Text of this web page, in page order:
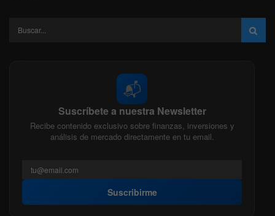
📬
Suscríbete a nuestra Newsletter
Recibe contenido exclusivo sobre finanzas, inversiones y
análisis de mercado directamente en tu email.
Suscribirme